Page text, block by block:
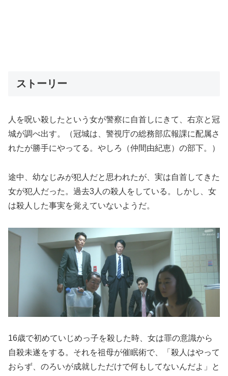
ストーリー
人を呪い殺したという女が警察に自首しにきて、右京と冠
城が調べ出す。（冠城は、警視庁の総務部広報課に配属さ
れたが勝手にやってる。やしろ（仲間由紀恵）の部下。）
途中、幼なじみが犯人だと思われたが、実は自首してきた
女が犯人だった。過去3人の殺人をしている。しかし、女
は殺人した事実を覚えていないようだ。
16歳で初めていじめっ子を殺した時、女は罪の意識から
自殺未遂をする。それを祖母が催眠術で、「殺人はやって
おらず、のろいが成就しただけで何もしてないんだよ」と